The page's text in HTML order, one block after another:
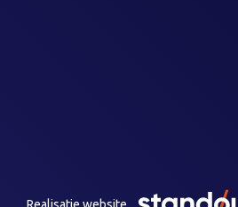
Realisatie website